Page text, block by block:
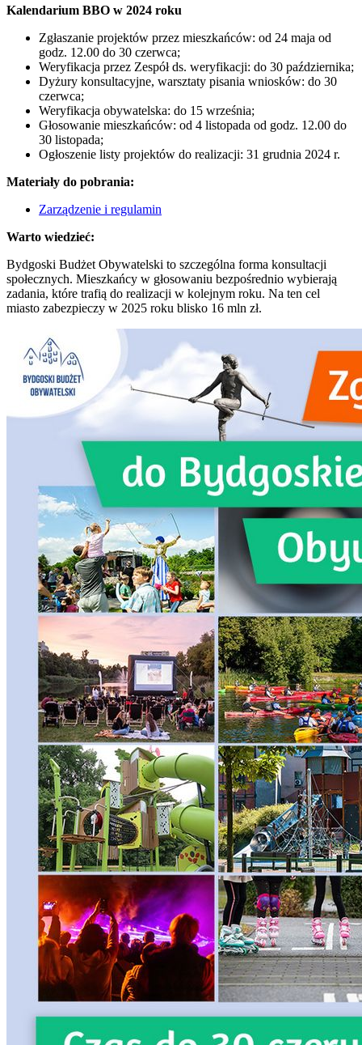
Kalendarium BBO w 2024 roku
Zgłaszanie projektów przez mieszkańców: od 24 maja od
godz. 12.00 do 30 czerwca;
Weryfikacja przez Zespół ds. weryfikacji: do 30 października;
Dyżury konsultacyjne, warsztaty pisania wniosków: do 30
czerwca;
Weryfikacja obywatelska: do 15 września;
Głosowanie mieszkańców: od 4 listopada od godz. 12.00 do
30 listopada;
Ogłoszenie listy projektów do realizacji: 31 grudnia 2024 r.
Materiały do pobrania:
Zarządzenie i regulamin
Warto wiedzieć:
Bydgoski Budżet Obywatelski to szczególna forma konsultacji
społecznych. Mieszkańcy w głosowaniu bezpośrednio wybierają
zadania, które trafią do realizacji w kolejnym roku. Na ten cel
miasto zabezpieczy w 2025 roku blisko 16 mln zł.